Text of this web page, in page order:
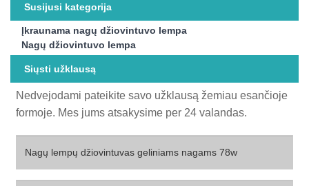
Susijusi kategorija
Įkraunama nagų džiovintuvo lempa
Nagų džiovintuvo lempa
Siųsti užklausą
Nedvejodami pateikite savo užklausą žemiau esančioje
formoje. Mes jums atsakysime per 24 valandas.